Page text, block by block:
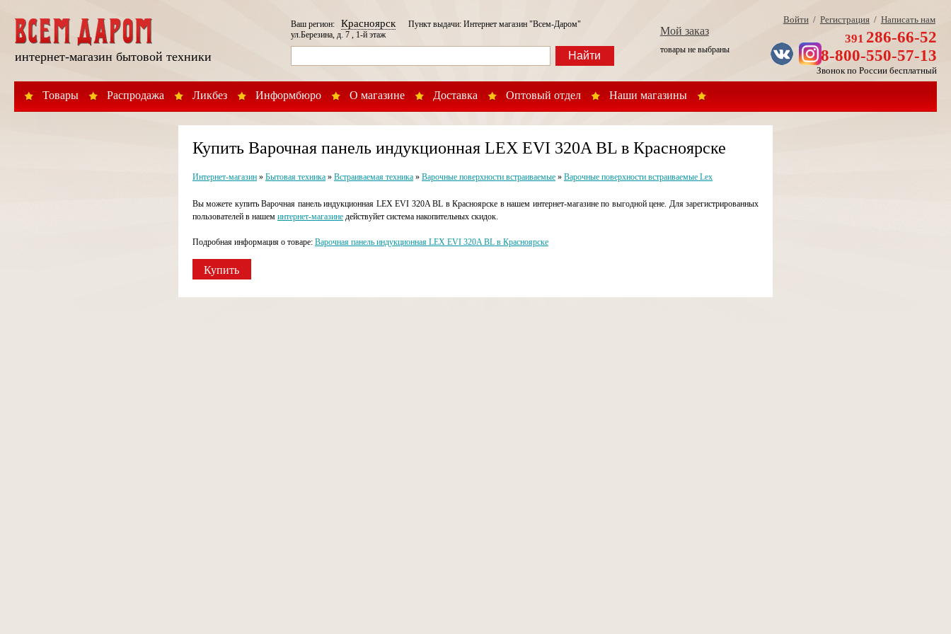
интернет-магазин бытовой техники
Товары Распродажа Ликбез Информбюро О магазине Доставка Оптовый отдел Наши магазины
Ваш регион:КрасноярскПункт выдачи: Интернет магазин "Всем-Даром"
ул.Березина, д. 7 , 1-й этаж
Найти
Мой заказ
товары не выбраны
Войти/ Регистрация/ Написать нам
391 286-66-52
8-800-550-57-13
Звонок по России бесплатный
Купить Варочная панель индукционная LEX EVI 320A BL в Красноярске
Интернет-магазин» Бытовая техника» Встраиваемая техника» Варочные поверхности встраиваемые» Варочные поверхности встраиваемые Lex
Вы можете купить Варочная панель индукционная LEX EVI 320A BL в Красноярске в нашем интернет-магазине по выгодной цене. Для зарегистрированных
пользователей в нашем интернет-магазинедействуйет система накопительных скидок.
Подробная информация о товаре: Варочная панель индукционная LEX EVI 320A BL в Красноярске
Купить